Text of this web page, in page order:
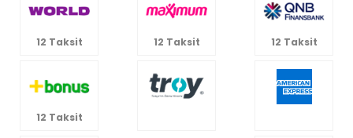
12 Taksit 12 Taksit 12 Taksit
12 Taksit